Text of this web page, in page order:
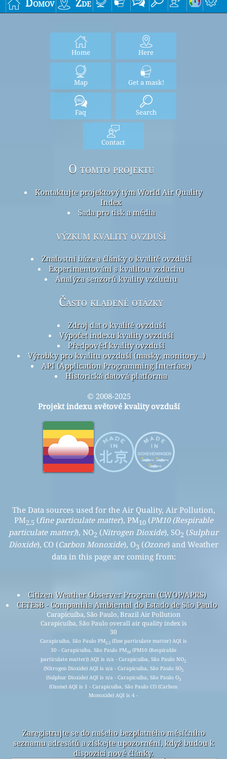
Domov Zde
Home Here
Map Get a mask!
Faq Search
Contact
O tomto projektu
Kontaktujte projektový tým World Air Quality
Index
Sada pro tisk a média
výzkum kvality ovzduší
Znalostní báze a články o kvalitě ovzduší
Experimentování s kvalitou vzduchu
Analýza senzorů kvality vzduchu
Často kladené otázky
Zdroj dat o kvalitě ovzduší
Výpočet indexu kvality ovzduší
Předpověď kvality ovzduší
Výrobky pro kvalitu ovzduší (masky, monitory…)
API (Application Programming Interface)
Historická datová platforma
© 2008-2025
Projekt indexu světové kvality ovzduší
The Data sources used for the Air Quality, Air Pollution,
PM2.5 (fine particulate matter), PM10(PM10 (Respirable
particulate matter)), NO2 (Nitrogen Dioxide), SO2 (Sulphur
Dioxide), CO (Carbon Monoxide), O3 (Ozone) and Weather
data in this page are coming from:
Citizen Weather Observer Program (CWOP/APRS)
CETESB - Companhia Ambiental do Estado de São Paulo
Carapicuíba, São Paulo, Brazil Air Pollution
Carapicuíba, São Paulo overall air quality index is
30
Carapicuíba, São Paulo PM2.5(fine particulate matter) AQI is
30 - Carapicuíba, São Paulo PM10(PM10 (Respirable
particulate matter)) AQI is n/a - Carapicuíba, São Paulo NO2
(Nitrogen Dioxide) AQI is n/a - Carapicuíba, São Paulo SO2
(Sulphur Dioxide) AQI is n/a - Carapicuíba, São Paulo O3
(Ozone) AQI is 1 - Carapicuíba, São Paulo CO (Carbon
Monoxide) AQI is 4 -
Zaregistrujte se do našeho bezplatného měsíčního
seznamu adresátů a získejte upozornění, když budou k
dispozici nové články.